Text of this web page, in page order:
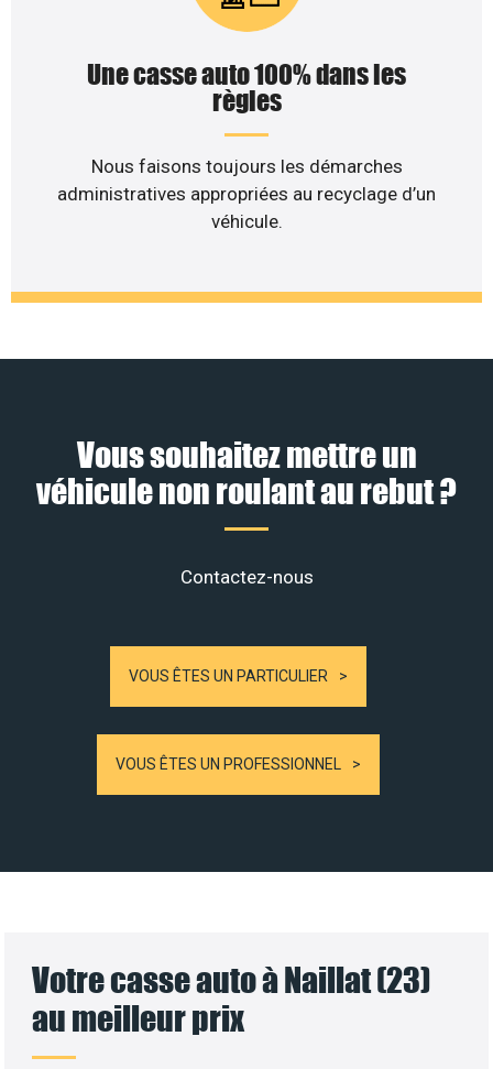
Une casse auto 100% dans les
règles
Nous faisons toujours les démarches
administratives appropriées au recyclage d’un
véhicule.
Vous souhaitez mettre un
véhicule non roulant au rebut ?
Contactez-nous
VOUS ÊTES UN PARTICULIER
VOUS ÊTES UN PROFESSIONNEL
Votre casse auto à Naillat (23)
au meilleur prix